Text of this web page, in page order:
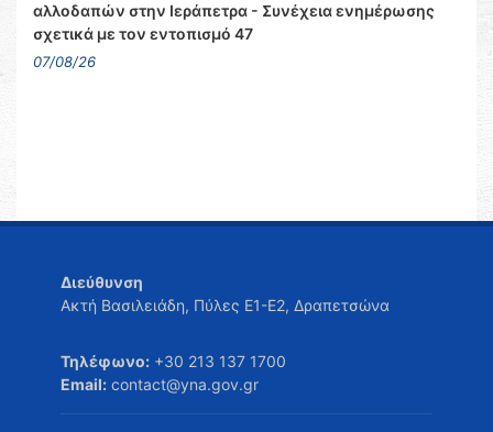
αλλοδαπών στην Ιεράπετρα - Συνέχεια ενημέρωσης
σχετικά με τον εντοπισμό 47
07/08/26
Διεύθυνση
Ακτή Βασιλειάδη, Πύλες Ε1-Ε2, Δραπετσώνα
Τηλέφωνο: +30 213 137 1700
Email: contact@yna.gov.gr